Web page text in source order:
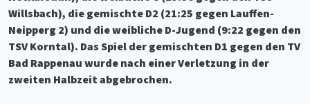
Willsbach), die gemischte D2 (21:25 gegen Lauffen-
Neipperg 2) und die weibliche D-Jugend (9:22 gegen den
TSV Korntal). Das Spiel der gemischten D1 gegen den TV
Bad Rappenau wurde nach einer Verletzung in der
zweiten Halbzeit abgebrochen.